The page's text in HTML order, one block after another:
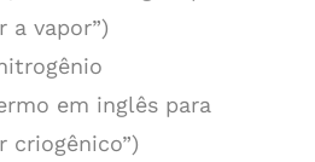
a vapor”)
em inglês para
criogênico”)